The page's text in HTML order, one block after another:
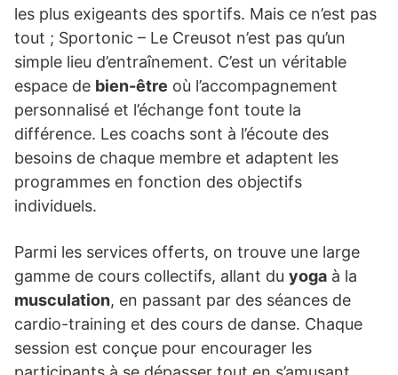
les plus exigeants des sportifs. Mais ce n’est pas
tout ; Sportonic – Le Creusot n’est pas qu’un
simple lieu d’entraînement. C’est un véritable
espace de bien-être où l’accompagnement
personnalisé et l’échange font toute la
différence. Les coachs sont à l’écoute des
besoins de chaque membre et adaptent les
programmes en fonction des objectifs
individuels.
Parmi les services offerts, on trouve une large
gamme de cours collectifs, allant du yoga à la
musculation, en passant par des séances de
cardio-training et des cours de danse. Chaque
session est conçue pour encourager les